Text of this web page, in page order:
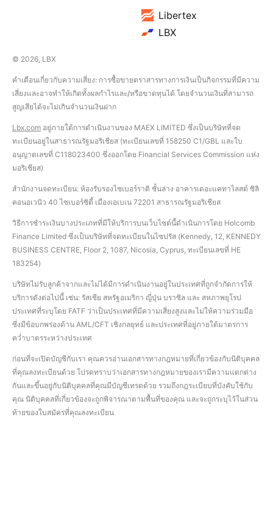
Libertex
LBX
© 2026, LBX
คำเตือนเกี่ยวกับความเสี่ยง: การซื้อขายตราสารทางการเงินเป็นกิจกรรมที่มีความ
เสี่ยงและอาจทำให้เกิดทั้งผลกำไรและ/หรือขาดทุนได้ โดยจำนวนเงินที่สามารถ
สูญเสียได้จะไม่เกินจำนวนเงินฝาก
Lbx.com อยู่ภายใต้การดำเนินงานของ MAEX LIMITED ซึ่งเป็นบริษัทที่จด
ทะเบียนอยู่ในสาธารณรัฐมอริเชียส (ทะเบียนเลขที่ 158250 C1/GBL และใบ
อนุญาตเลขที่ С118023400 ซึ่งออกโดย Financial Services Commission แห่ง
มอริเชียส)
สำนักงานจดทะเบียน: ห้องรับรองไซเบอร์ราติ ชั้นล่าง อาคารเดอะแคทาไลสต์ ซิลิ
คอนอเวนิว 40 ไซเบอร์ซิตี้ เมืองเอเบเน 72201 สาธารณรัฐมอริเชียส
วิธีการชำระเงินบางประเภทที่มีให้บริการบนเว็บไซต์นี้ดำเนินการโดย Holcomb
Finance Limited ซึ่งเป็นบริษัทที่จดทะเบียนในไซปรัส (Kennedy, 12, KENNEDY
BUSINESS CENTRE, Floor 2, 1087, Nicosia, Cyprus, ทะเบียนเลขที่ HE
183254)
บริษัทไม่รับลูกค้าจากและไม่ได้มีการดำเนินงานอยู่ในประเทศที่ถูกจำกัดการให้
บริการดังต่อไปนี้ เช่น: รัสเซีย สหรัฐอเมริกา ญี่ปุ่น บราซิล และ สหภาพยุโรป
ประเทศที่ระบุโดย FATF ว่าเป็นประเทศที่มีความเสี่ยงสูงและไม่ให้ความร่วมมือ
ซึ่งมีข้อบกพร่องด้าน AML/CFT เชิงกลยุทธ์ และประเทศที่อยู่ภายใต้มาตรการ
คว่ำบาตรระหว่างประเทศ
ก่อนที่จะเปิดบัญชีกับเรา คุณควรอ่านเอกสารทางกฎหมายที่เกี่ยวข้องกับนิติบุคคล
ที่คุณลงทะเบียนด้วย โปรดทราบว่าเอกสารทางกฎหมายของเรามีความแตกต่าง
กันและขึ้นอยู่กับนิติบุคคลที่คุณมีบัญชีเทรดด้วย รวมถึงกฎระเบียบที่บังคับใช้กับ
คุณ นิติบุคคลที่เกี่ยวข้องจะถูกพิจารณาตามพื้นที่ของคุณ และจะถูกระบุไว้ในส่วน
ท้ายของใบสมัครที่คุณลงทะเบียน